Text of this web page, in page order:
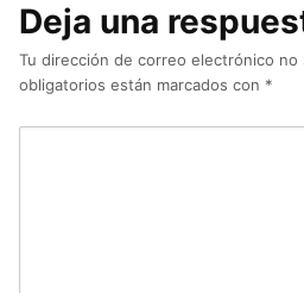
Deja una
Tu dirección de correo electrónico no
obligatorios están marcados con *